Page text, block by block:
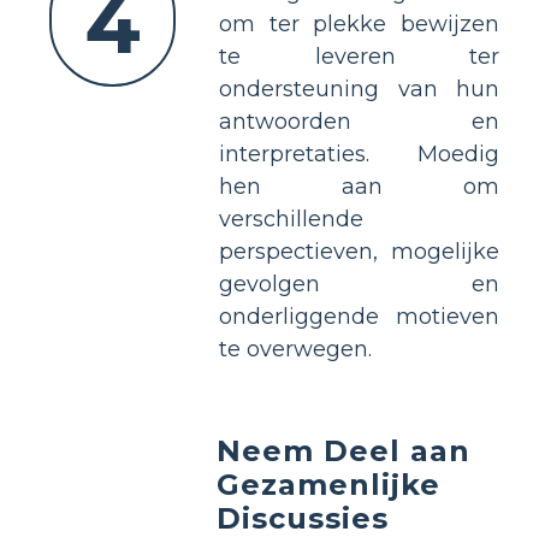
4
om ter plekke bewijzen
te leveren ter
ondersteuning van hun
antwoorden en
interpretaties. Moedig
hen aan om
verschillende
perspectieven, mogelijke
gevolgen en
onderliggende motieven
te overwegen.
Neem Deel aan
Gezamenlijke
Discussies